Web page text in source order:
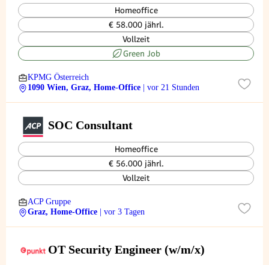
Homeoffice
€ 58.000 jährl.
Vollzeit
Green Job
KPMG Österreich
1090 Wien, Graz, Home-Office
| vor 21 Stunden
SOC Consultant
Homeoffice
€ 56.000 jährl.
Vollzeit
ACP Gruppe
Graz, Home-Office
| vor 3 Tagen
OT Security Engineer (w/m/x)